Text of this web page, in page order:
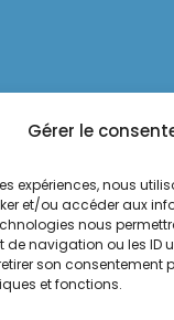
Gérer le
expériences, nous
et/ou accéder aux
nous
navigation ou les ID
son consentement
et fonctions.
Conditions